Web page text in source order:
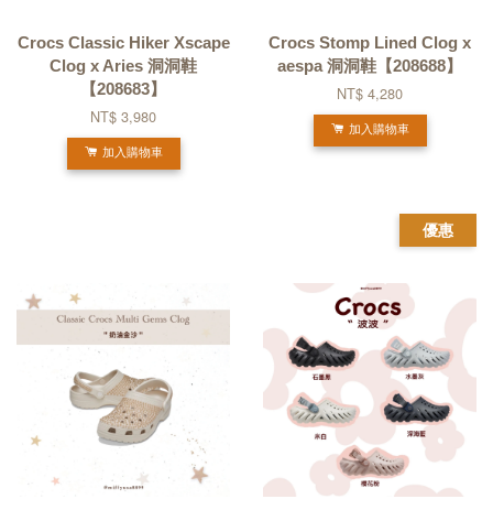
Crocs Classic Hiker Xscape
Clog x Aries 洞洞鞋
【208683】
NT$ 3,980
加入購物車
Crocs Stomp Lined Clog x
aespa 洞洞鞋【208688】
NT$ 4,280
加入購物車
優惠